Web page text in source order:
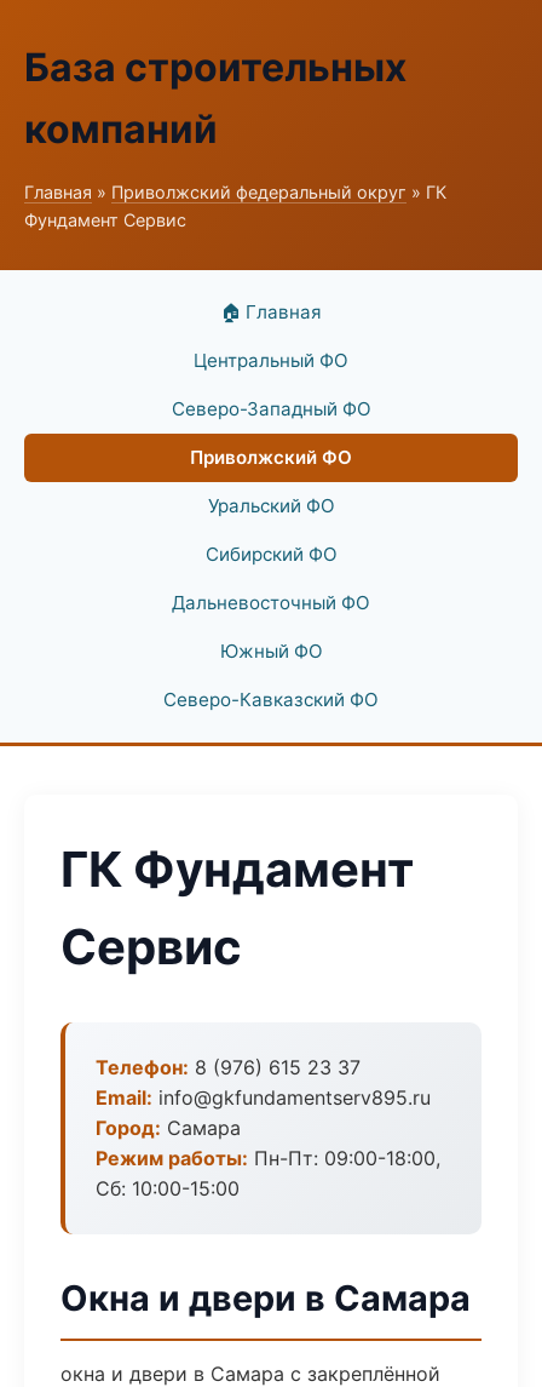
База строительных
компаний
Главная » Приволжский федеральный округ » ГК
Фундамент Сервис
🏠 Главная
Центральный ФО
Северо-Западный ФО
Приволжский ФО
Уральский ФО
Сибирский ФО
Дальневосточный ФО
Южный ФО
Северо-Кавказский ФО
ГК Фундамент
Сервис
Телефон: 8 (976) 615 23 37
Email: info@gkfundamentserv895.ru
Город: Самара
Режим работы: Пн-Пт: 09:00-18:00,
Сб: 10:00-15:00
Окна и двери в Самара
окна и двери в Самара с закреплённой